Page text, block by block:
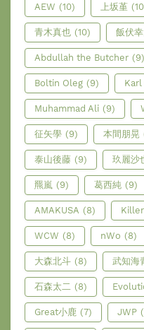
AEW (10) 上坂堇
青木真也 (10) 飯伏
Abdullah the Butcher (9)
Boltin Oleg (9) Karl
Muhammad Ali (9)
征矢學 (9) 本間朋晃
泰山後藤 (9) 玖麗沙
羆嵐 (9) 葛西純 (9)
AMAKUSA (8)
WCW (8) nWo (8)
大森北斗 (8) 武知海
石森太二 (8)
Great小鹿 (7) JWP